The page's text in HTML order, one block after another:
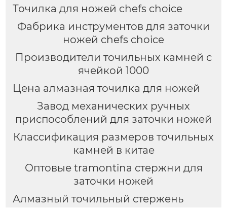
Точилка для ножей chefs choice
Фабрика инструментов для заточки
ножей chefs choice
Производители точильных камней с
ячейкой 1000
Цена алмазная точилка для ножей
Завод механических ручных
приспособлений для заточки ножей
Классификация размеров точильных
камней в китае
Оптовые tramontina стержни для
заточки ножей
Алмазный точильный стержень